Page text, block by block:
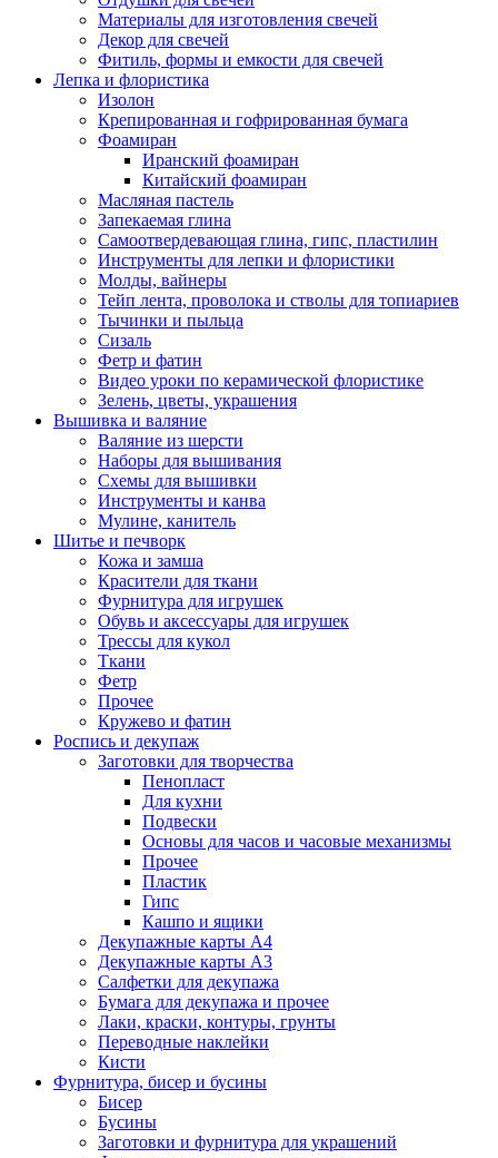
Материалы для изготовления свечей
Декор для свечей
Фитиль, формы и емкости для свечей
Лепка и флористика
Изолон
Крепированная и гофрированная бумага
Фоамиран
Иранский фоамиран
Китайский фоамиран
Масляная пастель
Запекаемая глина
Самоотвердевающая глина, гипс, пластилин
Инструменты для лепки и флористики
Молды, вайнеры
Тейп лента, проволока и стволы для топиариев
Тычинки и пыльца
Сизаль
Фетр и фатин
Видео уроки по керамической флористике
Зелень, цветы, украшения
Вышивка и валяние
Валяние из шерсти
Наборы для вышивания
Схемы для вышивки
Инструменты и канва
Мулине, канитель
Шитье и печворк
Кожа и замша
Красители для ткани
Фурнитура для игрушек
Обувь и аксессуары для игрушек
Трессы для кукол
Ткани
Фетр
Прочее
Кружево и фатин
Роспись и декупаж
Заготовки для творчества
Пенопласт
Для кухни
Подвески
Основы для часов и часовые механизмы
Прочее
Пластик
Гипс
Кашпо и ящики
Декупажные карты А4
Декупажные карты А3
Салфетки для декупажа
Бумага для декупажа и прочее
Лаки, краски, контуры, грунты
Переводные наклейки
Кисти
Фурнитура, бисер и бусины
Бисер
Бусины
Заготовки и фурнитура для украшений